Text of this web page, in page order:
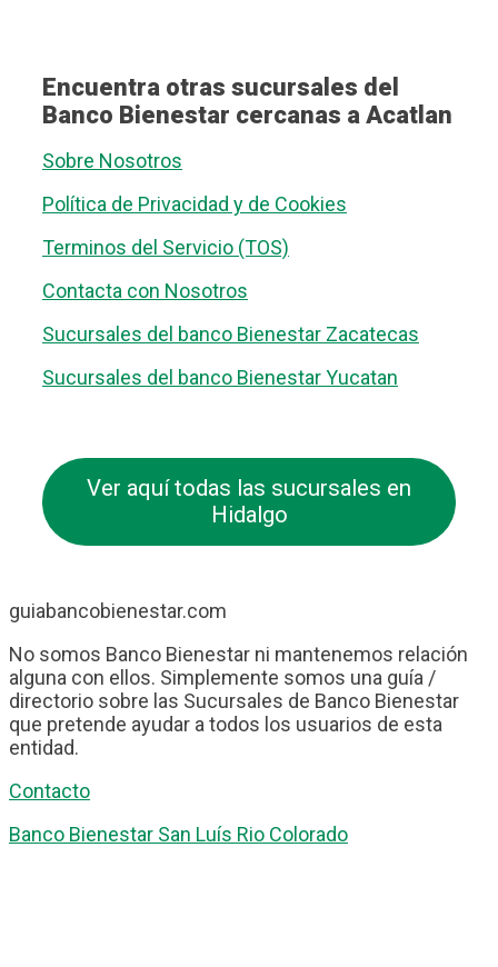
Encuentra otras sucursales del
Banco Bienestar cercanas a Acatlan
Sobre Nosotros
Política de Privacidad y de Cookies
Terminos del Servicio (TOS)
Contacta con Nosotros
Sucursales del banco Bienestar Zacatecas
Sucursales del banco Bienestar Yucatan
Ver aquí todas las sucursales en
Hidalgo
guiabancobienestar.com
No somos Banco Bienestar ni mantenemos relación
alguna con ellos. Simplemente somos una guía /
directorio sobre las Sucursales de Banco Bienestar
que pretende ayudar a todos los usuarios de esta
entidad.
Contacto
Banco Bienestar San Luís Rio Colorado